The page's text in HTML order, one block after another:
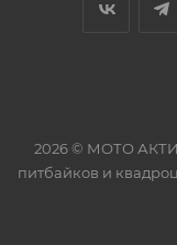
2026 © МОТО
питбайков и